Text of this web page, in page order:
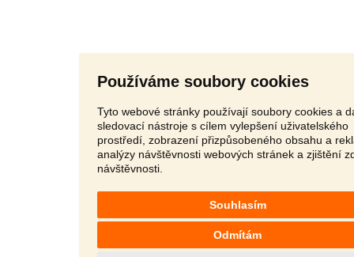
Používáme soubory cookies
Tyto webové stránky používají soubory cookies a
sledovací nástroje s cílem vylepšení uživatelského
prostředí, zobrazení přizpůsobeného obsahu a
analýzy návštěvnosti webových stránek a zjištění
návštěvnosti.
Souhlasím
Odmítám